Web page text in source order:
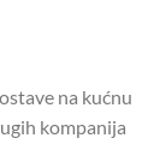
na kućnu
kompanija